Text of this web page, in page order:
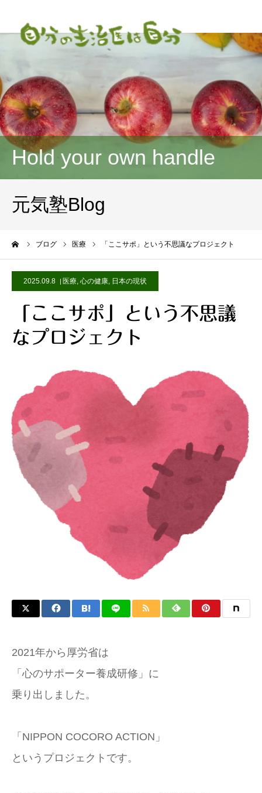
Hold your own handle
元気塾Blog
ブログ 医療 「ここサポ」という不思議なプロジェクト
2025.09.8 医療, 心の健康, 日本の現状
「ここサポ」という不思議
なプロジェクト
2021年から厚労省は
「心のサポーター養成研修」に
乗り出しました。
「NIPPON COCORO ACTION」
というプロジェクトです。